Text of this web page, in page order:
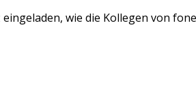
wie die Kollegen von